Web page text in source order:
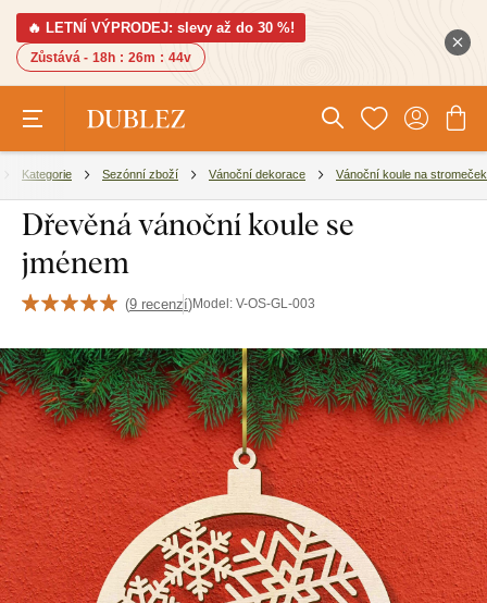
🔥 LETNÍ VÝPRODEJ: slevy až do 30 %!
Zůstává - 18h : 26m : 43v
Kategorie Sezónní zboží Vánoční dekorace Vánoční koule na stromeček
Dřevěná vánoční koule se
jménem
(9 recenzí)Model: V-OS-GL-003